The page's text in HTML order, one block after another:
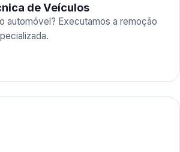
de Veículos
automóvel? Executamos a remoção